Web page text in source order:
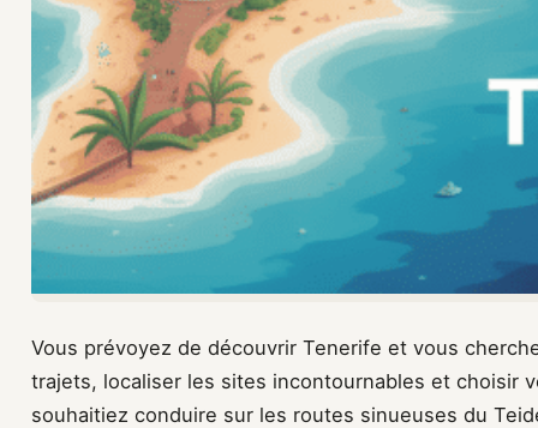
Vous prévoyez de découvrir Tenerife et vous
trajets, localiser les sites incontournables et choisir
souhaitiez conduire sur les routes sinueuses du